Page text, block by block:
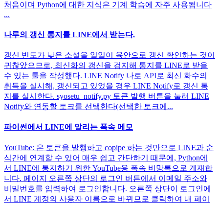
처음이며 Python에 대한 지식은 기계 학습에 자주 사용됩니다
...
나루의 갱신 통지를 LINE에서 받는다.
갱신 빈도가 낮은 소설을 일일이 육안으로 갱신 확인하는 것이
귀찮았으므로, 최신화의 갱신을 검지해 통지를 LINE로 받을
수 있는 툴을 작성했다. LINE Notify 나로 API로 최신 화수의
취득을 실시해, 갱신되고 있었을 경우 LINE Notify로 갱신 통
지를 실시한다. syosetu_notify.py 토큰 발행 버튼을 눌러 LINE
Notify와 연동할 토크를 선택한다(선택한 토크에...
파이썬에서 LINE에 알리는 폭속 메모
YouTube: 은 토큰을 발행하고 copipe 하는 것만으로 LINE과 순
식간에 연계할 수 있어 매우 쉽고 간단하기 때문에, Python에
서 LINE에 통지하기 위한 YouTube용 폭속 비망록으로 게재합
니다. 페이지 오른쪽 상단의 로그인 버튼에서 이메일 주소와
비밀번호를 입력하여 로그인합니다. 오른쪽 상단이 로그인에
서 LINE 계정의 사용자 이름으로 바뀌므로 클릭하여 내 페이